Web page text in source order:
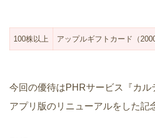
100株以上 アップルギフトカード（
今回の優待はPHRサービス『カル
アプリ版のリニューアルをした記